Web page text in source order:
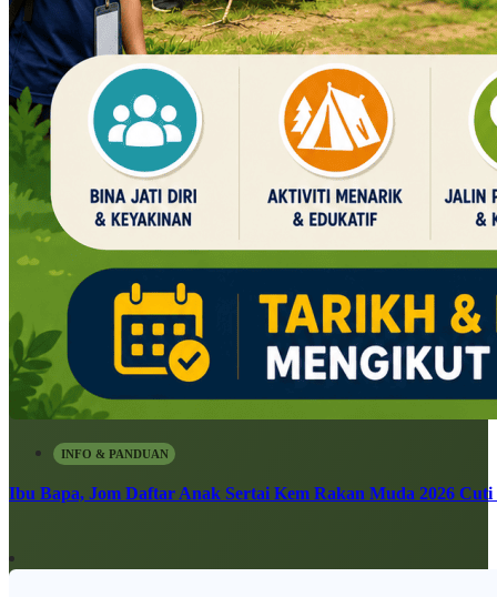
INFO & PANDUAN
Ibu Bapa, Jom Daftar Anak Sertai Kem Rakan Muda 2026